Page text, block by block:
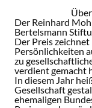
Der Reinhard
Bertelsmann
Der Preis
Persönlichkeiten
zu
verdient gemacht
In diesem Jahr
Gesellschaft
ehemaligen